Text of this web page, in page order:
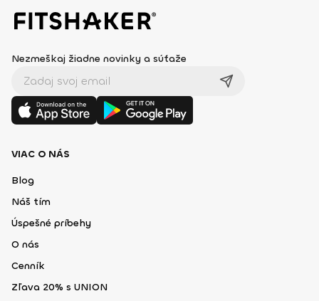
Nezmeškaj žiadne novinky a súťaže
VIAC O NÁS
Blog
Náš tím
Úspešné príbehy
O nás
Cenník
Zľava 20% s UNION